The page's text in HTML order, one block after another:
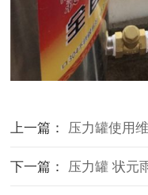
上一篇： 压力罐使用
下一篇： 压力罐 状元